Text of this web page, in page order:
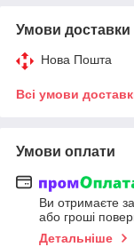
Умови доставки
Нова Пошта
Всі умови
Умови оплати
Ви отримаєте
або гроші
Детальніше